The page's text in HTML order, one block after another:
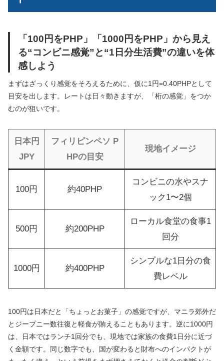
「100円をPHP」「1000円をPHP」から見え
る“コンビニ感覚”と“1日分生活費”の違いを体
感しよう
まずはざっくり感覚をそろえるために、仮に1円=0.40PHPとして
目安を出します。レートは日々動きますが、「桁の感覚」をつか
むのが狙いです。
日本円
JPY
フィリピンペソ P
HPの目安
現地イメージ
100円 約40PHP
コンビニの水やスナ
ック1〜2個
500円 約200PHP
ローカル食堂の食事1
回分
1000円 約400PHP
シンプルな1日分の食
費レベル
100円は日本だと「ちょっとお菓子」の感覚ですが、マニラ郊外だ
とジープニー数往復と軽食が賄えることもあります。逆に1000円
は、日本ではランチ1回分でも、現地では家族の食費1日分に近づ
く金額です。同じ数字でも、国が変わると財布へのインパクトが